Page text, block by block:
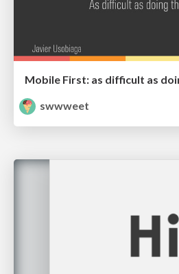
Mobile First: as difficult as
swwweet